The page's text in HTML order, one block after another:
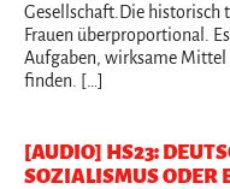
Gesellschaft.Die
Frauen überproportional.
Aufgaben, wirksame Mittel
finden. […]
[AUDIO] HS23:
SOZIALISMUS ODER